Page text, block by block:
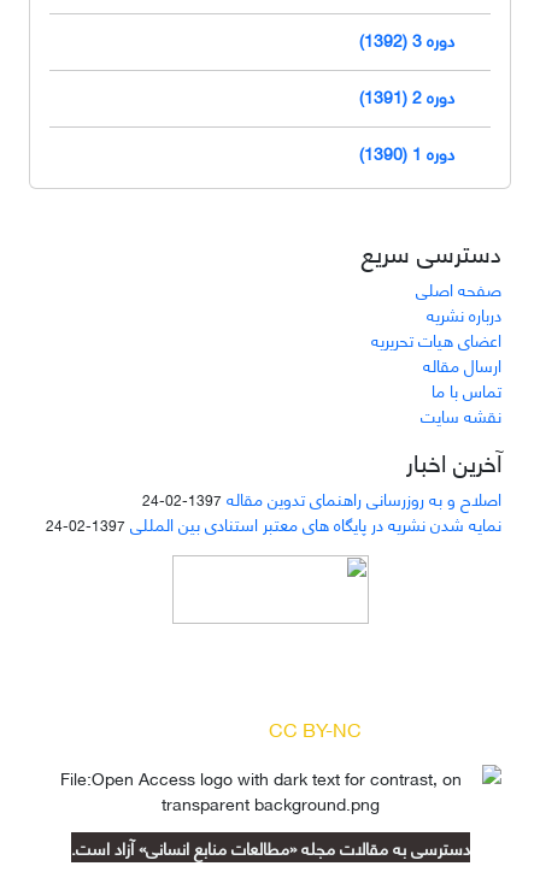
دوره 3 (1392)
دوره 2 (1391)
دوره 1 (1390)
دسترسی سریع
صفحه اصلی
درباره نشریه
اعضای هیات تحریریه
ارسال مقاله
تماس با ما
نقشه سایت
آخرین اخبار
اصلاح و به روزرسانی راهنمای تدوین مقاله 1397-02-24
نمایه شدن نشریه در پایگاه های معتبر استنادی بین المللی 1397-02-24
CC BY-NC
دسترسی به مقالات مجله «مطالعات منابع انسانی» آزاد است.